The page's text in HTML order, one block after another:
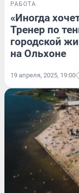
РАБОТА
«Иногда
Тренер по
городской
на Ольхоне
19 апреля, 2025, 19:00